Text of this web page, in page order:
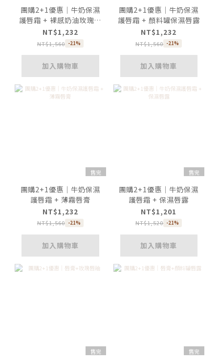
團購2+1優惠｜牛奶保濕
護唇霜 + 裸感奶油玫瑰唇
釉
NT$1,232
NT$1,560 -21%
加入購物車
團購2+1優惠｜牛奶保濕
護唇霜 + 顏料罐保濕唇露
NT$1,232
NT$1,560 -21%
加入購物車
售完
團購2+1優惠｜牛奶保濕
護唇霜 + 薄霧唇膏
NT$1,232
NT$1,560 -21%
加入購物車
售完
團購2+1優惠｜牛奶保濕
護唇霜 + 保濕唇露
NT$1,201
NT$1,520 -21%
加入購物車
售完 售完